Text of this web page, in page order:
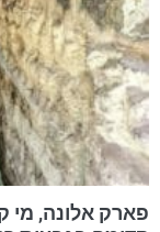
פארק אלונה, מי